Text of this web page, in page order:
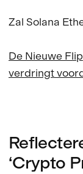
Zal Solana
De Nieuwe
verdringt
‘Crypto